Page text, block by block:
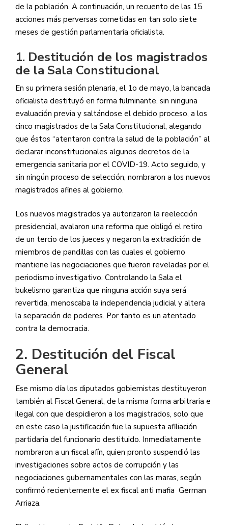
de la población. A continuación, un recuento de las 15
acciones más perversas cometidas en tan solo siete
meses de gestión parlamentaria oficialista.
1. Destitución de los magistrados
de la Sala Constitucional
En su primera sesión plenaria, el 1o de mayo, la bancada
oficialista destituyó en forma fulminante, sin ninguna
evaluación previa y saltándose el debido proceso, a los
cinco magistrados de la Sala Constitucional, alegando
que éstos “atentaron contra la salud de la población” al
declarar inconstitucionales algunos decretos de la
emergencia sanitaria por el COVID-19. Acto seguido, y
sin ningún proceso de selección, nombraron a los nuevos
magistrados afines al gobierno.
Los nuevos magistrados ya autorizaron la reelección
presidencial, avalaron una reforma que obligó el retiro
de un tercio de los jueces y negaron la extradición de
miembros de pandillas con las cuales el gobierno
mantiene las negociaciones que fueron reveladas por el
periodismo investigativo. Controlando la Sala el
bukelismo garantiza que ninguna acción suya será
revertida, menoscaba la independencia judicial y altera
la separación de poderes. Por tanto es un atentado
contra la democracia.
2. Destitución del Fiscal
General
Ese mismo día los diputados gobiernistas destituyeron
también al Fiscal General, de la misma forma arbitraria e
ilegal con que despidieron a los magistrados, solo que
en este caso la justificación fue la supuesta afiliación
partidaria del funcionario destituido. Inmediatamente
nombraron a un fiscal afín, quien pronto suspendió las
investigaciones sobre actos de corrupción y las
negociaciones gubernamentales con las maras, según
confirmó recientemente el ex fiscal anti mafia German
Arriaza.